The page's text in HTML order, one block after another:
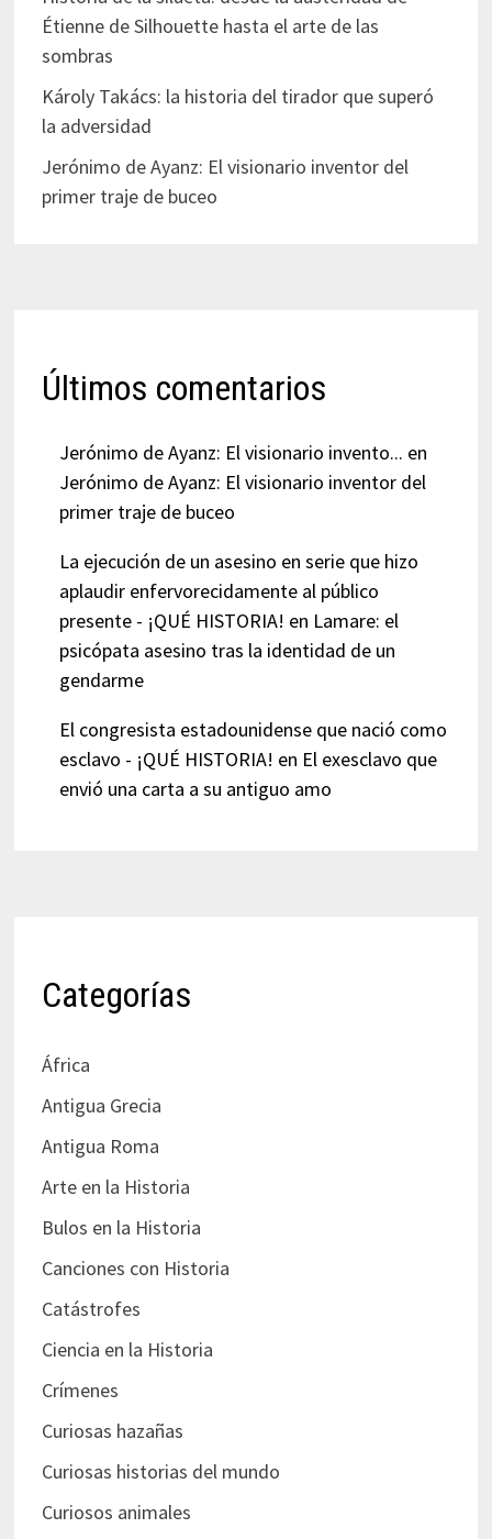
Étienne de Silhouette hasta el arte de las
sombras
Károly Takács: la historia del tirador que superó
la adversidad
Jerónimo de Ayanz: El visionario inventor del
primer traje de buceo
Últimos comentarios
Jerónimo de Ayanz: El visionario invento... en
Jerónimo de Ayanz: El visionario inventor del
primer traje de buceo
La ejecución de un asesino en serie que hizo
aplaudir enfervorecidamente al público
presente - ¡QUÉ HISTORIA! en Lamare: el
psicópata asesino tras la identidad de un
gendarme
El congresista estadounidense que nació como
esclavo - ¡QUÉ HISTORIA! en El exesclavo que
envió una carta a su antiguo amo
Categorías
África
Antigua Grecia
Antigua Roma
Arte en la Historia
Bulos en la Historia
Canciones con Historia
Catástrofes
Ciencia en la Historia
Crímenes
Curiosas hazañas
Curiosas historias del mundo
Curiosos animales